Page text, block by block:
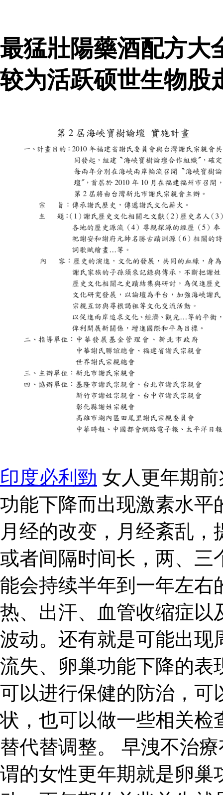
最猛壯陽藥酒配方大
较为活跃硕世生物股
印度必利勁 女人更年期
功能下降而出现激素水平
月经的改变，月经紊乱
或者间隔时间长，两、三
能会持续半年到一年左右
热、出汗、血管收缩症以
波动。还有就是可能出现
流失、卵巢功能下降的表
可以进行保健的防治，可
状，也可以做一些相关检
替代替调整。 早洩不治
谓的女性更年期就是卵巢